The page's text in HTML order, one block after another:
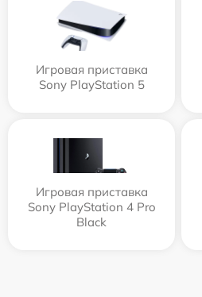
Игровая приставка
Sony PlayStation 5
Игровая приставка
Sony PlayStation 4 Pro
Black